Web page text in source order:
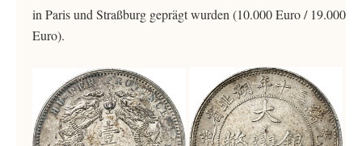
in Paris und Straßburg geprägt wurden (10.000 Euro / 19.000
Euro).